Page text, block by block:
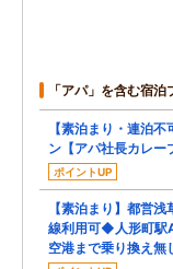
「アパ」を含む宿泊
【素泊まり・連泊
ン【アパ社長カレー
ポイントUP
【素泊まり】都営
線利用可◆人形町
空港まで乗り換え無